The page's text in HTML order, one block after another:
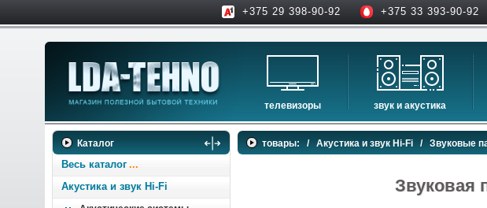
+375 29 398-90-92 +375 33 393-90-92
телевизоры
телевизоры
аксессуары для тв
звук и акустика
hi-fi акустика
музыкальные центры
сабвуферы
Каталог
Весь каталог
Акустика и звук Hi-Fi
товары: / Акустика и звук Hi-Fi / Звуковые
Звуковая